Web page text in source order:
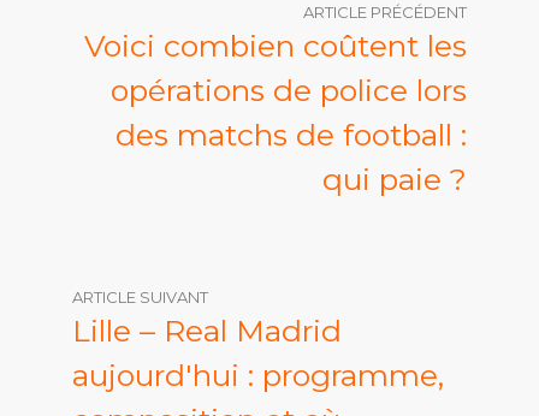
ARTICLE PRÉCÉDENT
Voici combien coûtent les
opérations de police lors
des matchs de football :
qui paie ?
ARTICLE SUIVANT
Lille – Real Madrid
aujourd'hui : programme,